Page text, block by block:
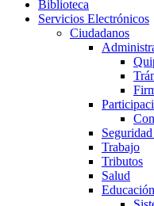
Biblioteca
Servicios Electrónicos
Ciudadanos
Trabajo
Tributos
Salud
Educación